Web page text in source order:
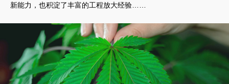
新能力，也积淀了丰富的工程放大经验……